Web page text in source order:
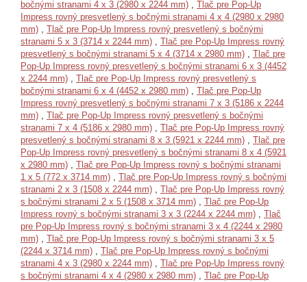
bočnými stranami 4 x 3 (2980 x 2244 mm) , Tlač pre Pop-Up
Impress rovný presvetlený s bočnými stranami 4 x 4 (2980 x 2980
mm) , Tlač pre Pop-Up Impress rovný presvetlený s bočnými
stranami 5 x 3 (3714 x 2244 mm) , Tlač pre Pop-Up Impress rovný
presvetlený s bočnými stranami 5 x 4 (3714 x 2980 mm) , Tlač pre
Pop-Up Impress rovný presvetlený s bočnými stranami 6 x 3 (4452
x 2244 mm) , Tlač pre Pop-Up Impress rovný presvetlený s
bočnými stranami 6 x 4 (4452 x 2980 mm) , Tlač pre Pop-Up
Impress rovný presvetlený s bočnými stranami 7 x 3 (5186 x 2244
mm) , Tlač pre Pop-Up Impress rovný presvetlený s bočnými
stranami 7 x 4 (5186 x 2980 mm) , Tlač pre Pop-Up Impress rovný
presvetlený s bočnými stranami 8 x 3 (5921 x 2244 mm) , Tlač pre
Pop-Up Impress rovný presvetlený s bočnými stranami 8 x 4 (5921
x 2980 mm) , Tlač pre Pop-Up Impress rovný s bočnými stranami
1 x 5 (772 x 3714 mm) , Tlač pre Pop-Up Impress rovný s bočnými
stranami 2 x 3 (1508 x 2244 mm) , Tlač pre Pop-Up Impress rovný
s bočnými stranami 2 x 5 (1508 x 3714 mm) , Tlač pre Pop-Up
Impress rovný s bočnými stranami 3 x 3 (2244 x 2244 mm) , Tlač
pre Pop-Up Impress rovný s bočnými stranami 3 x 4 (2244 x 2980
mm) , Tlač pre Pop-Up Impress rovný s bočnými stranami 3 x 5
(2244 x 3714 mm) , Tlač pre Pop-Up Impress rovný s bočnými
stranami 4 x 3 (2980 x 2244 mm) , Tlač pre Pop-Up Impress rovný
s bočnými stranami 4 x 4 (2980 x 2980 mm) , Tlač pre Pop-Up